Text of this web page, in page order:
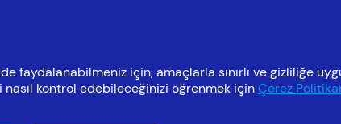
faydalanabilmeniz için, amaçlarla sınırlı ve gizliliğe
kontrol edebileceğinizi öğrenmek içinÇerez